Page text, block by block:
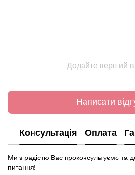
Додайте перший
Написати
Консультація Оплата
Ми з радістю Вас проконсультуємо та
питання!